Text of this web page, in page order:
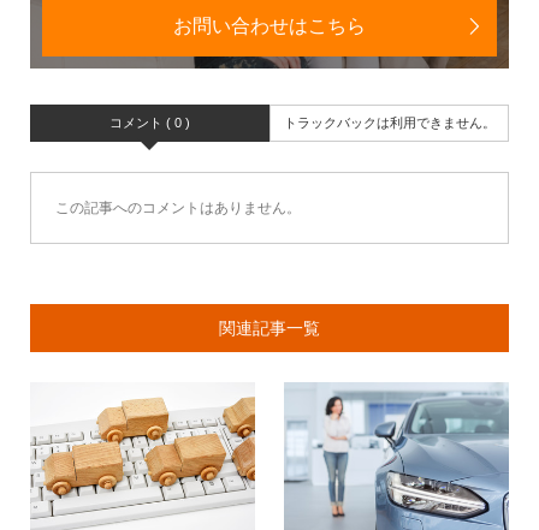
お問い合わせはこちら
コメント ( 0 ) トラックバックは利用できません。
この記事へのコメントはありません。
関連記事一覧